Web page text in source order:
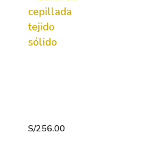
S/256.00